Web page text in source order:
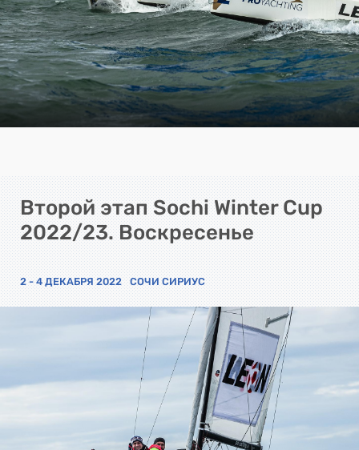
Второй этап Sochi Winter Cup
2022/23. Воскресенье
2 - 4 ДЕКАБРЯ 2022 СОЧИ СИРИУС